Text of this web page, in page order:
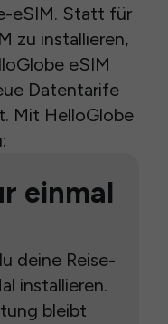
eSIM. Statt für
zu installieren,
eSIM
Datentarife
Mit HelloGlobe
einmal
deine Reise-
installieren.
bleibt